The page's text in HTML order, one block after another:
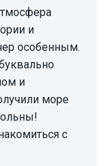
и
особенным.
и
море
с